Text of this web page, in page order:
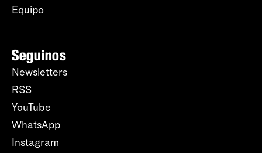
Equipo
Seguinos
Newsletters
RSS
YouTube
WhatsApp
Instagram